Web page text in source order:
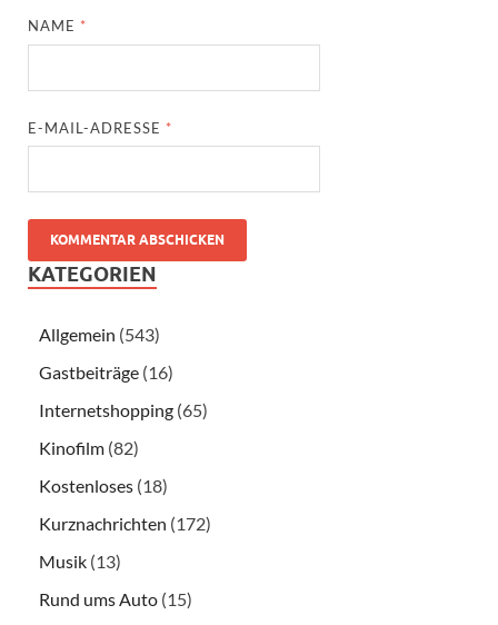
NAME *
E-MAIL-ADRESSE *
KATEGORIEN
Allgemein (543)
Gastbeiträge (16)
Internetshopping (65)
Kinofilm (82)
Kostenloses (18)
Kurznachrichten (172)
Musik (13)
Rund ums Auto (15)